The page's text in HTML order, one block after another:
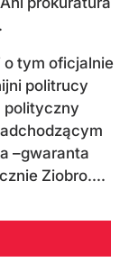
o tym oficjalnie
politrucy
polityczny
–gwaranta
Ziobro....